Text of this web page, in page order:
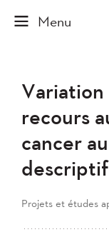
recours
cancer
descriptif
Projets et études